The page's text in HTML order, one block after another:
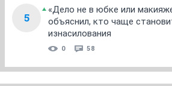
5
«Дело не в юбке или
объяснил, кто чаще
изнасилования
0 58